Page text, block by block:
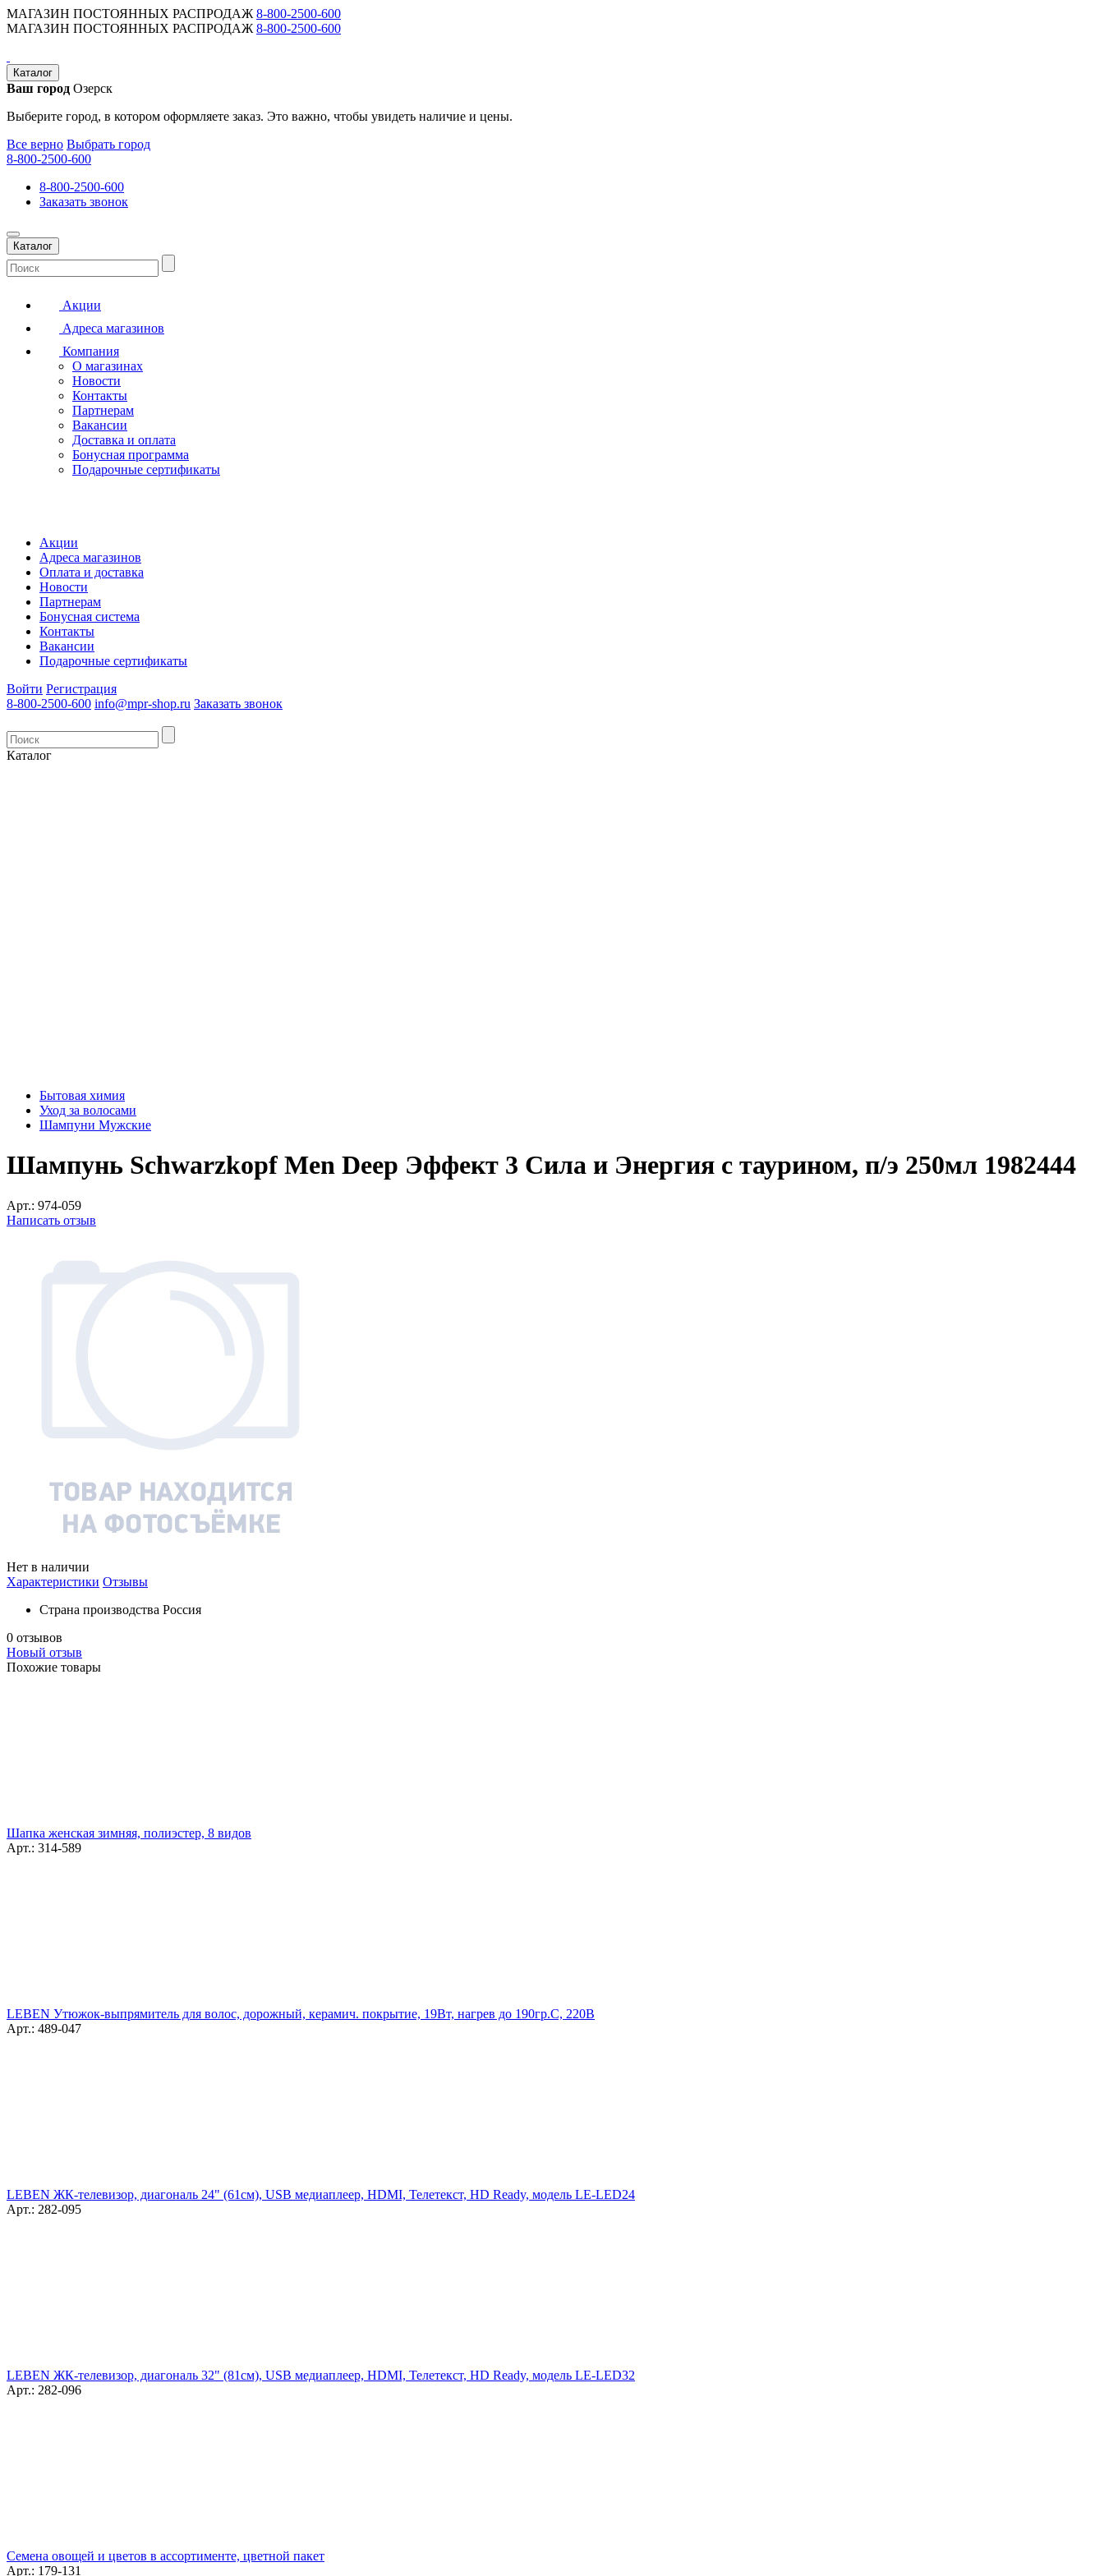
МАГАЗИН ПОСТОЯННЫХ РАСПРОДАЖ 8-800-2500-600
МАГАЗИН ПОСТОЯННЫХ РАСПРОДАЖ 8-800-2500-600
Каталог
Ваш город Озерск
Выберите город, в котором оформляете заказ. Это важно, чтобы увидеть наличие и цены.
Все верно Выбрать город
8-800-2500-600
8-800-2500-600
Заказать звонок
Каталог
Акции
Адреса магазинов
Компания
О магазинах
Новости
Контакты
Партнерам
Вакансии
Доставка и оплата
Бонусная программа
Подарочные сертификаты
Акции
Адреса магазинов
Оплата и доставка
Новости
Партнерам
Бонусная система
Контакты
Вакансии
Подарочные сертификаты
Войти Регистрация
8-800-2500-600 info@mpr-shop.ru Заказать звонок
Каталог
Бытовая химия
Уход за волосами
Шампуни Мужские
Шампунь Schwarzkopf Men Deep Эффект 3 Сила и Энергия с таурином, п/э 250мл 1982444
Арт.: 974-059
Написать отзыв
Нет в наличии
Характеристики Отзывы
Страна производства Россия
0 отзывов
Новый отзыв
Похожие товары
Шапка женская зимняя, полиэстер, 8 видов
Арт.: 314-589
LEBEN Утюжок-выпрямитель для волос, дорожный, керамич. покрытие, 19Вт, нагрев до 190гр.С, 220В
Арт.: 489-047
LEBEN ЖК-телевизор, диагональ 24" (61см), USB медиаплеер, HDMI, Телетекст, HD Ready, модель LE-LED24
Арт.: 282-095
LEBEN ЖК-телевизор, диагональ 32" (81см), USB медиаплеер, HDMI, Телетекст, HD Ready, модель LE-LED32
Арт.: 282-096
Семена овощей и цветов в ассортименте, цветной пакет
Арт.: 179-131